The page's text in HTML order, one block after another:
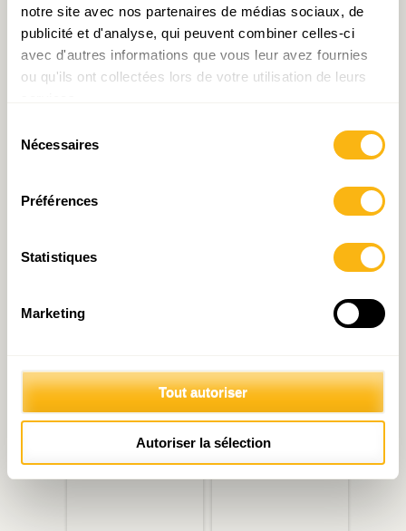
notre site avec nos partenaires de médias sociaux, de
publicité et d'analyse, qui peuvent combiner celles-ci
avec d'autres informations que vous leur avez fournies
ou qu'ils ont collectées lors de votre utilisation de leurs
Nécessaires
Préférences
Statistiques
Marketing
Tout autoriser
Autoriser la sélection
Luxembourg : Everest ou
à concrétiser